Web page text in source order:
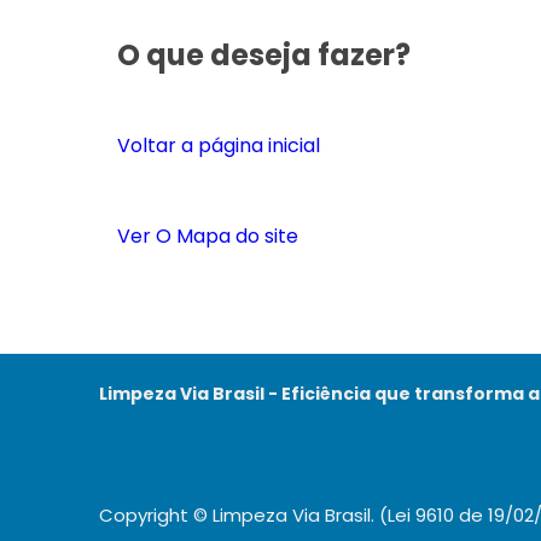
O que deseja fazer?
Voltar a página inicial
Ver O Mapa do site
Limpeza Via Brasil - Eficiência que transforma
Copyright © Limpeza Via Brasil. (Lei 9610 de 19/